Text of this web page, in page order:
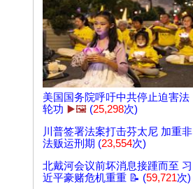
美国国务院呼吁中共停止迫害法
轮功 ▶️🖼️ (25,298次)
川普签署法案打击芬太尼 加重非
法贩运刑期 (23,554次)
北戴河会议前坏消息接踵而至 习
近平豪赌危机重重 📝 (59,721次)